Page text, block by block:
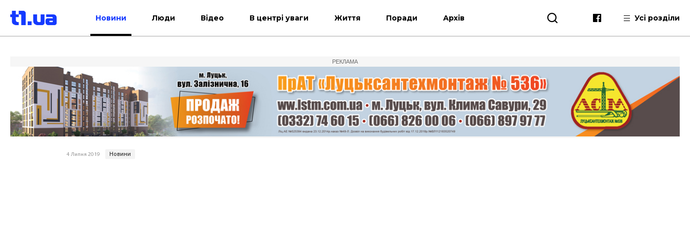
Новини Люди Відео В центрі уваги Життя Поради Архів Усі розділи
РЕКЛАМА
4 Липня 2019 Новини